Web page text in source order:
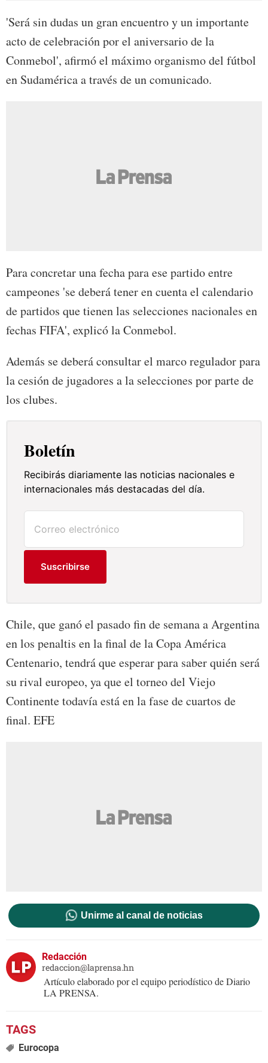
'Será sin dudas un gran encuentro y un importante
acto de celebración por el aniversario de la
Conmebol', afirmó el máximo organismo del fútbol
en Sudamérica a través de un comunicado.
Para concretar una fecha para ese partido entre
campeones 'se deberá tener en cuenta el calendario
de partidos que tienen las selecciones nacionales en
fechas FIFA', explicó la Conmebol.
Además se deberá consultar el marco regulador para
la cesión de jugadores a la selecciones por parte de
los clubes.
Boletín
Recibirás diariamente las noticias nacionales e
internacionales más destacadas del día.
Suscribirse
Chile, que ganó el pasado fin de semana a Argentina
en los penaltis en la final de la Copa América
Centenario, tendrá que esperar para saber quién será
su rival europeo, ya que el torneo del Viejo
Continente todavía está en la fase de cuartos de
final. EFE
Unirme al canal de noticias
Redacción
redaccion@laprensa.hn
Artículo elaborado por el equipo periodístico de Diario
LA PRENSA.
Eurocopa